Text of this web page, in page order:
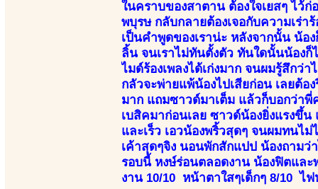
ในคราบของสาตาน ต้องใจเยสๆ ไว้
พบุรษ กลับกลายต้องเจอกับความเร่
เป็นคำพูดของเราน่ะ หลังจากนั้น น้อ
ลิ้น จนเราไม่ทันตั้งตัว ทันใดนั้นน้องก็
ไมด์ร้องเพลงได้เก่งมาก จนผมรู้สึก
กลัวจะพ่ายแพ้น้องไปเสียก่อน เลยต้
มาก แถมซาวด์มาเต็ม แล้วก็บอกว่า
เบสิคมาก่อนเลย ซาวด์น้องยิ่งแรงขึ้
และเร็ว เอวน้องพริ้วสุดๆ จนผมทนไ
เค้าสุดๆจิง นอนพักสักแปป น้องถามว่
รอบนี้ หงษ์ร่อนตลอดงาน น้องฟิตแล
งาน 10/10 หน้าตาใสๆเด็กๆ 8/10 ไ